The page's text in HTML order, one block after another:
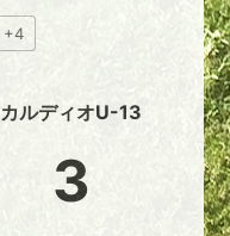
+4
カルディオU-13
3